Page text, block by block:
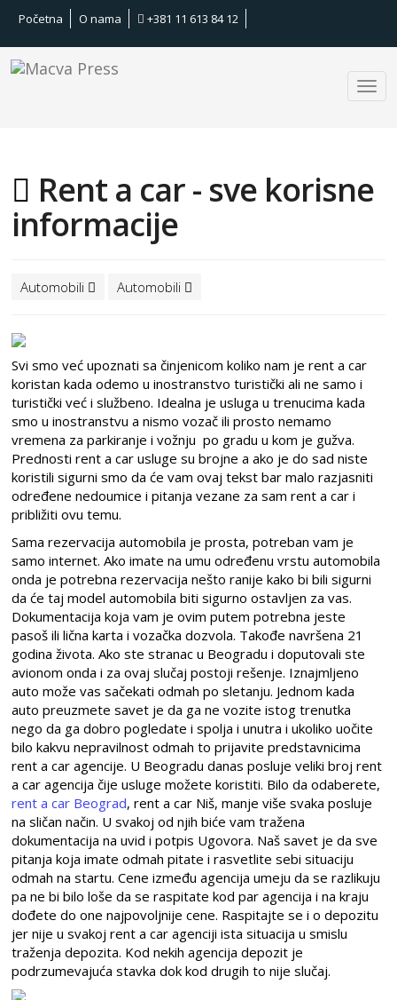
Početna O nama +381 11 613 84 12
Rent a car - sve korisne
informacije
Automobili Automobili
Svi smo već upoznati sa činjenicom koliko nam je rent a car
koristan kada odemo u inostranstvo turistički ali ne samo i
turistički već i službeno. Idealna je usluga u trenucima kada
smo u inostranstvu a nismo vozač ili prosto nemamo
vremena za parkiranje i vožnju po gradu u kom je gužva.
Prednosti rent a car usluge su brojne a ako je do sad niste
koristili sigurni smo da će vam ovaj tekst bar malo razjasniti
određene nedoumice i pitanja vezane za sam rent a car i
približiti ovu temu.
Sama rezervacija automobila je prosta, potreban vam je
samo internet. Ako imate na umu određenu vrstu automobila
onda je potrebna rezervacija nešto ranije kako bi bili sigurni
da će taj model automobila biti sigurno ostavljen za vas.
Dokumentacija koja vam je ovim putem potrebna jeste
pasoš ili lična karta i vozačka dozvola. Takođe navršena 21
godina života. Ako ste stranac u Beogradu i doputovali ste
avionom onda i za ovaj slučaj postoji rešenje. Iznajmljeno
auto može vas sačekati odmah po sletanju. Jednom kada
auto preuzmete savet je da ga ne vozite istog trenutka
nego da ga dobro pogledate i spolja i unutra i ukoliko uočite
bilo kakvu nepravilnost odmah to prijavite predstavnicima
rent a car agencije. U Beogradu danas posluje veliki broj rent
a car agencija čije usluge možete koristiti. Bilo da odaberete,
rent a car Beograd, rent a car Niš, manje više svaka posluje
na sličan način. U svakoj od njih biće vam tražena
dokumentacija na uvid i potpis Ugovora. Naš savet je da sve
pitanja koja imate odmah pitate i rasvetlite sebi situaciju
odmah na startu. Cene između agencija umeju da se razlikuju
pa ne bi bilo loše da se raspitate kod par agencija i na kraju
dođete do one najpovoljnije cene. Raspitajte se i o depozitu
jer nije u svakoj rent a car agenciji ista situacija u smislu
traženja depozita. Kod nekih agencija depozit je
podrzumevajuća stavka dok kod drugih to nije slučaj.